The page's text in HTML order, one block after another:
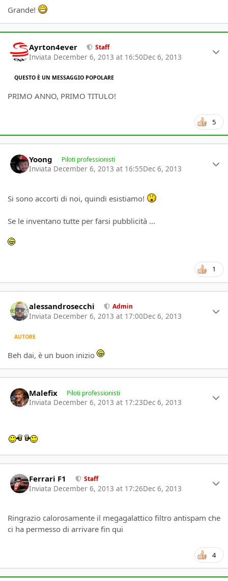
Grande!
Ayrton4ever Staff
Inviata December 6, 2013 at 16:50Dec 6, 2013
QUESTO È UN MESSAGGIO POPOLARE
PRIMO ANNO, PRIMO TITULO!
5
Yoong Piloti professionisti
Inviata December 6, 2013 at 16:55Dec 6, 2013
Si sono accorti di noi, quindi esistiamo!
Se le inventano tutte per farsi pubblicità ...
1
alessandrosecchi Admin
Inviata December 6, 2013 at 17:00Dec 6, 2013
AUTORE
Beh dai, è un buon inizio
Malefix Piloti professionisti
Inviata December 6, 2013 at 17:23Dec 6, 2013
Ferrari F1 Staff
Inviata December 6, 2013 at 17:26Dec 6, 2013
Ringrazio calorosamente il megagalattico filtro antispam che
ci ha permesso di arrivare fin qui
4